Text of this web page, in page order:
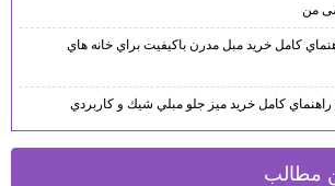
من
كامل خريد مبل مدرن باكيفيت براي خانه هاي
كامل خريد ميز جلو مبلي شيك و كاربردي
مطالب